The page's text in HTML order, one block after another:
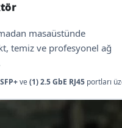
masaüstünde
temiz ve profesyonel ağ
ve(1) 2.5 GbE RJ45 portları